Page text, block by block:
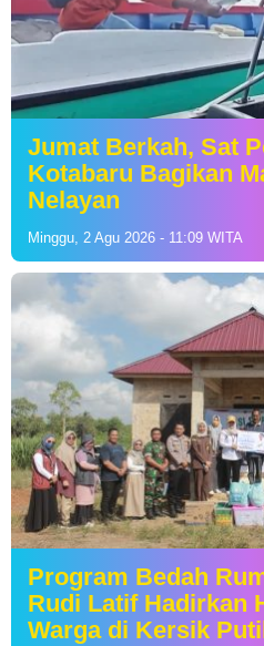
Jumat Berkah, Sat
Kotabaru Bagikan
Nelayan
Minggu, 2 Agu 2026 - 11:09 WITA
Program Bedah
Rudi Latif Hadirkan
Warga di Kersik